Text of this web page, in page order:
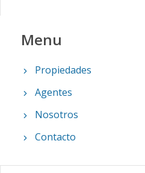
Menu
Propiedades
Agentes
Nosotros
Contacto